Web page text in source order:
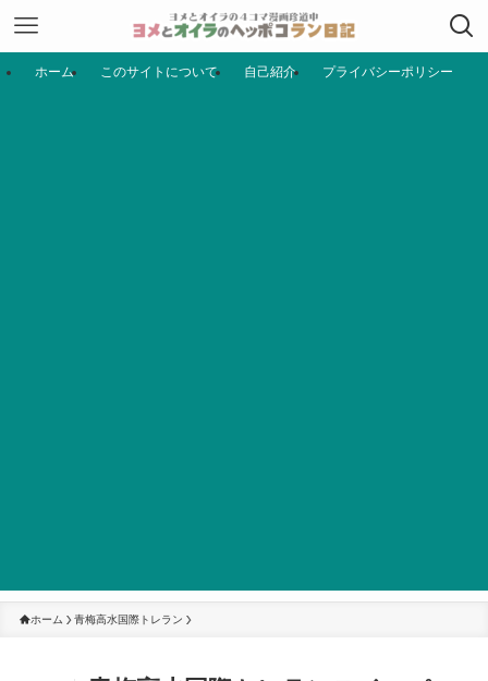
ホーム このサイトについて 自己紹介 プライバシーポリシー
ホーム 青梅高水国際トレラン